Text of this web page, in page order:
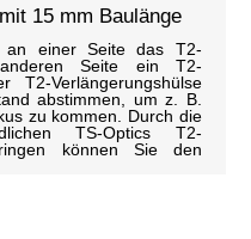
15 mm Baulänge
an einer Seite das T2-
Seite ein T2-
T2-Verlängerungshülse
abstimmen, um z. B.
zu kommen. Durch die
TS-Optics T2-
können Sie den